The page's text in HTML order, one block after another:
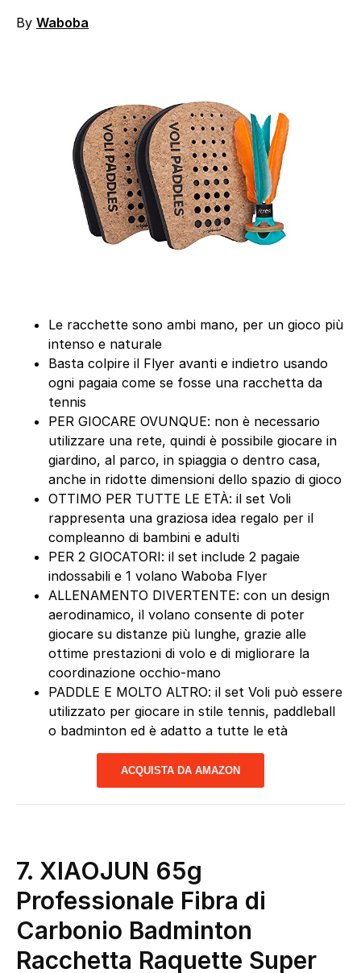
By Waboba
Le racchette sono ambi mano, per un gioco più
intenso e naturale
Basta colpire il Flyer avanti e indietro usando
ogni pagaia come se fosse una racchetta da
tennis
PER GIOCARE OVUNQUE: non è necessario
utilizzare una rete, quindi è possibile giocare in
giardino, al parco, in spiaggia o dentro casa,
anche in ridotte dimensioni dello spazio di gioco
OTTIMO PER TUTTE LE ETÀ: il set Voli
rappresenta una graziosa idea regalo per il
compleanno di bambini e adulti
PER 2 GIOCATORI: il set include 2 pagaie
indossabili e 1 volano Waboba Flyer
ALLENAMENTO DIVERTENTE: con un design
aerodinamico, il volano consente di poter
giocare su distanze più lunghe, grazie alle
ottime prestazioni di volo e di migliorare la
coordinazione occhio-mano
PADDLE E MOLTO ALTRO: il set Voli può essere
utilizzato per giocare in stile tennis, paddleball
o badminton ed è adatto a tutte le età
ACQUISTA DA AMAZON
7. XIAOJUN 65g
Professionale Fibra di
Carbonio Badminton
Racchetta Raquette Super